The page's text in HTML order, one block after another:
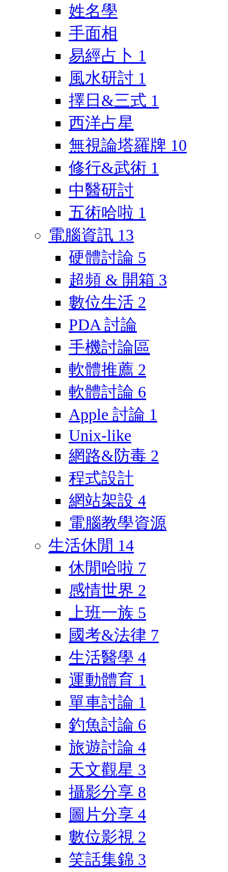
姓名學
手面相
易經占卜 1
風水研討 1
擇日&三式 1
西洋占星
無視論塔羅牌 10
修行&武術 1
中醫研討
五術哈啦 1
電腦資訊 13
硬體討論 5
超頻 & 開箱 3
數位生活 2
PDA 討論
手機討論區
軟體推薦 2
軟體討論 6
Apple 討論 1
Unix-like
網路&防毒 2
程式設計
網站架設 4
電腦教學資源
生活休閒 14
休閒哈啦 7
感情世界 2
上班一族 5
國考&法律 7
生活醫學 4
運動體育 1
單車討論 1
釣魚討論 6
旅遊討論 4
天文觀星 3
攝影分享 8
圖片分享 4
數位影視 2
笑話集錦 3